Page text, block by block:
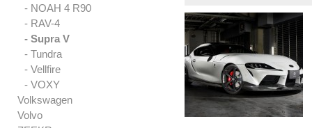
- NOAH 4 R90
- RAV-4
- Supra V
- Tundra
- Vellfire
- VOXY
Volkswagen
Volvo